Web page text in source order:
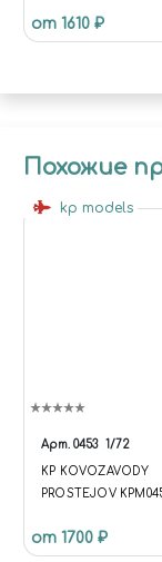
от 1610 ₽
Похожие
kp models
Арт. 0453 1/72
KP KOVOZAVODY
PROSTEJOV
SAULNIER MS.A.I
от 1700 ₽